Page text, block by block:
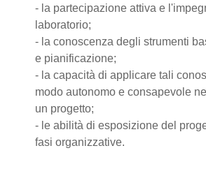
- la partecipazione attiva e
laboratorio;
- la conoscenza degli strumenti
e pianificazione;
- la capacità di applicare tali
modo autonomo e consapevole
un progetto;
- le abilità di esposizione del
fasi organizzative.